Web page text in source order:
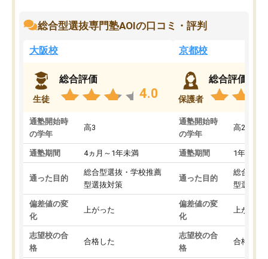
総合型選抜専門塾AOIの口コミ・評判
大阪校
生徒
総合評価
4.0
通塾開始時
の学年
高3
通塾期間 4ヵ月～1年未満
通った目的
総合型選抜・学校推薦
型選抜対策
偏差値の変
化
上がった
志望校の合
格
合格した
京都校
保護者
総合評価
通塾開始時
の学年
高2
通塾期間 1年以上
通った目的
総合型選
型選抜対
偏差値の変
化
上がった
志望校の合
格
合格した